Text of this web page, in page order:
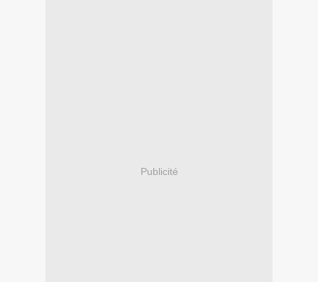
Publicité